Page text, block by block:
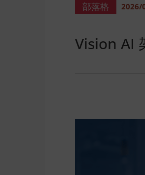
部落格 2026/
Vision AI